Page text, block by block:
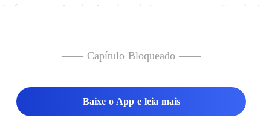
—— Capítulo Bloqueado ——
Baixe o App e leia mais